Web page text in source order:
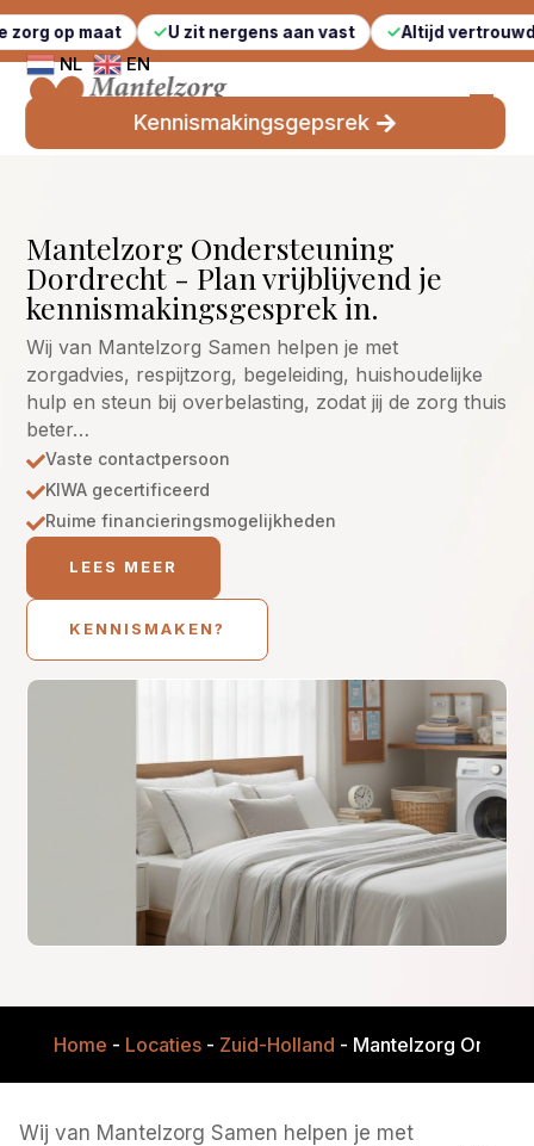
U zit nergens aan vast Altijd vertrouwde
NL EN
Kennismakingsgepsrek
Mantelzorg Ondersteuning
Dordrecht - Plan vrijblijvend je
kennismakingsgesprek in.
Wij van Mantelzorg Samen helpen je met
zorgadvies, respijtzorg, begeleiding, huishoudelijke
hulp en steun bij overbelasting, zodat jij de zorg thuis
beter…
Vaste contactpersoon
KIWA gecertificeerd
Ruime financieringsmogelijkheden
LEES MEER
KENNISMAKEN?
Home - Locaties- Zuid-Holland - Mantelzorg
Wij van Mantelzorg Samen helpen je met